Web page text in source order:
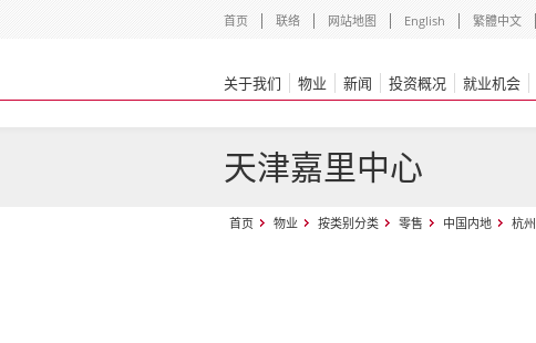
首页 联络 网站地图 English 繁體中文
关于我们 物业 新闻 投资概况 就业机会
天津嘉里中心
首页 物业 按类别分类 零售 中国内地 杭州